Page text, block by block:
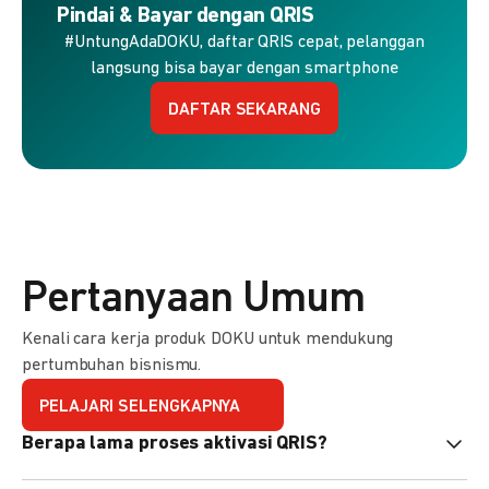
Pindai & Bayar dengan QRIS
#UntungAdaDOKU, daftar QRIS cepat, pelanggan
langsung bisa bayar dengan smartphone
DAFTAR SEKARANG
Pertanyaan Umum
Kenali cara kerja produk DOKU untuk mendukung
pertumbuhan bisnismu.
PELAJARI SELENGKAPNYA
Berapa lama proses aktivasi QRIS?